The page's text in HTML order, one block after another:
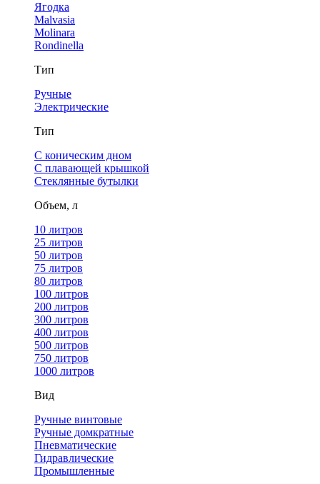
Ягодка
Malvasia
Molinara
Rondinella
Тип
Ручные
Электрические
Тип
С коническим дном
С плавающей крышкой
Стеклянные бутылки
Объем, л
10 литров
25 литров
50 литров
75 литров
80 литров
100 литров
200 литров
300 литров
400 литров
500 литров
750 литров
1000 литров
Вид
Ручные винтовые
Ручные домкратные
Пневматические
Гидравлические
Промышленные